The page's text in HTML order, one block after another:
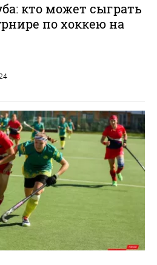
кто может сыграть
по хоккею на